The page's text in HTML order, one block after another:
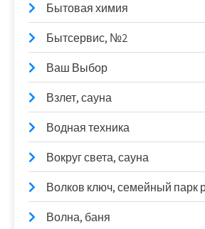
Бытовая химия
Бытсервис, №2
Ваш Выбор
Взлет, сауна
Водная техника
Вокруг света, сауна
Волков ключ, семейный парк
Волна, баня